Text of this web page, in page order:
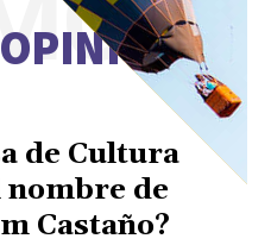
de Cultura
de
Castaño?